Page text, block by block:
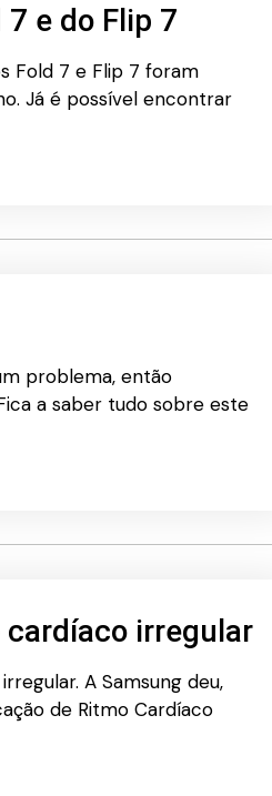
e do Flip 7
Fold 7 e Flip 7 foram
Já é possível encontrar
problema, então
a saber tudo sobre este
irregular
A Samsung deu,
de Ritmo Cardíaco